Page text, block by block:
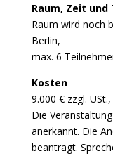
Raum, Zeit und
Raum wird noch
Berlin,
max. 6
Kosten
9.000 € zzgl.
Die
anerkannt. Die
beantragt.